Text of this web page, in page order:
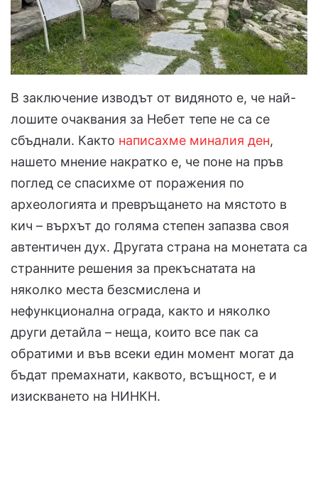
В заключение изводът от видяното е, че най-
лошите очаквания за Небет тепе не са се
сбъднали. Както написахме миналия ден,
нашето мнение накратко е, че поне на пръв
поглед се спасихме от поражения по
археологията и превръщането на мястото в
кич – върхът до голяма степен запазва своя
автентичен дух. Другата страна на монетата са
странните решения за прекъснатата на
няколко места безсмислена и
нефункционална ограда, както и няколко
други детайла – неща, които все пак са
обратими и във всеки един момент могат да
бъдат премахнати, каквото, всъщност, е и
изискването на НИНКН.